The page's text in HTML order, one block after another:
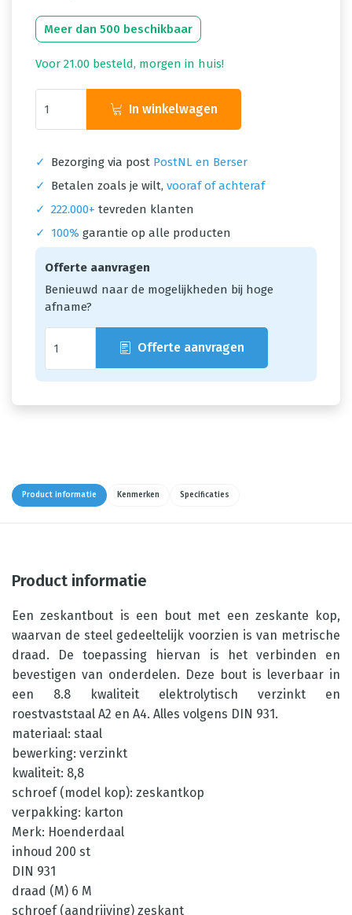
Meer dan 500 beschikbaar
Voor 21.00 besteld, morgen in huis!
In winkelwagen
✓ Bezorging via post PostNL en Berser
✓
Betalen zoals je wilt, vooraf of achteraf
✓ 222.000+ tevreden klanten
✓
100% garantie op alle producten
Offerte aanvragen
Benieuwd naar de mogelijkheden bij hoge
afname?
Offerte aanvragen
Product informatie Kenmerken Specificaties
Product informatie
Een zeskantbout is een bout met een zeskante kop,
waarvan de steel gedeeltelijk voorzien is van metrische
draad. De toepassing hiervan is het verbinden en
bevestigen van onderdelen. Deze bout is leverbaar in
een 8.8 kwaliteit elektrolytisch verzinkt en
roestvaststaal A2 en A4. Alles volgens DIN 931.
materiaal: staal
bewerking: verzinkt
kwaliteit: 8,8
schroef (model kop): zeskantkop
verpakking: karton
Merk: Hoenderdaal
inhoud 200 st
DIN 931
draad (M) 6 M
schroef (aandrijving) zeskant